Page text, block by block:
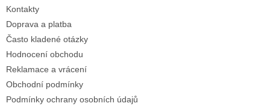
Kontakty
Doprava a platba
Často kladené otázky
Hodnocení obchodu
Reklamace a vrácení
Obchodní podmínky
Podmínky ochrany osobních údajů